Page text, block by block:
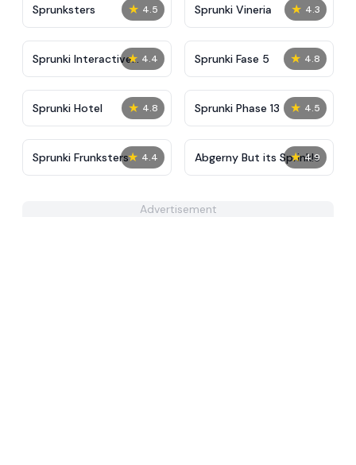
★ 4.5
Sprunksters ★ 4.3
Sprunki Vineria
★ 4.4
Sprunki Interactive
Tunner
★ 4.8
Sprunki Fase 5
★ 4.8
Sprunki Hotel ★ 4.5
Sprunki Phase 13
★ 4.4
Sprunki Frunksters ★ 4.9
Abgerny But its Sprinkle
Advertisement